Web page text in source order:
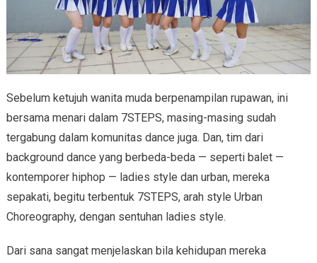
Sebelum ketujuh wanita muda berpenampilan rupawan, ini
bersama menari dalam 7STEPS, masing-masing sudah
tergabung dalam komunitas dance juga. Dan, tim dari
background dance yang berbeda-beda — seperti balet —
kontemporer hiphop — ladies style dan urban, mereka
sepakati, begitu terbentuk 7STEPS, arah style Urban
Choreography, dengan sentuhan ladies style.
Dari sana sangat menjelaskan bila kehidupan mereka